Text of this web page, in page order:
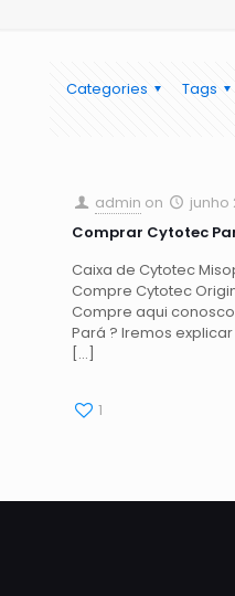
Categories Tags
admin on
junho
Comprar Cytotec
Caixa de Cytotec
Compre Cytotec
Compre aqui
Pará ? Iremos
[…]
1